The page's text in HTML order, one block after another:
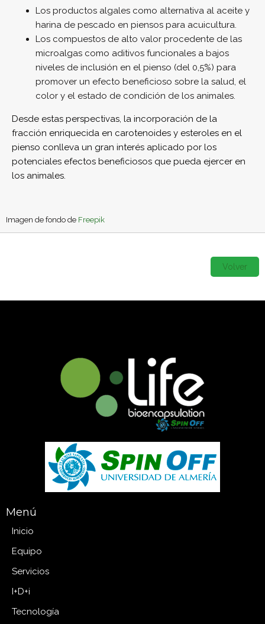
Los productos algales como alternativa al aceite y
harina de pescado en piensos para acuicultura.
Los compuestos de alto valor procedente de las
microalgas como aditivos funcionales a bajos
niveles de inclusión en el pienso (del 0,5%) para
promover un efecto beneficioso sobre la salud, el
color y el estado de condición de los animales.
Desde estas perspectivas, la incorporación de la
fracción enriquecida en carotenoides y esteroles en el
pienso conlleva un gran interés aplicado por los
potenciales efectos beneficiosos que pueda ejercer en
los animales.
Imagen de fondo de Freepik
Volver
Menú
Inicio
Equipo
Servicios
I+D+i
Tecnología